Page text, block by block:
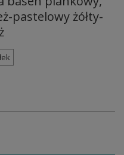
pastelowy żółty-